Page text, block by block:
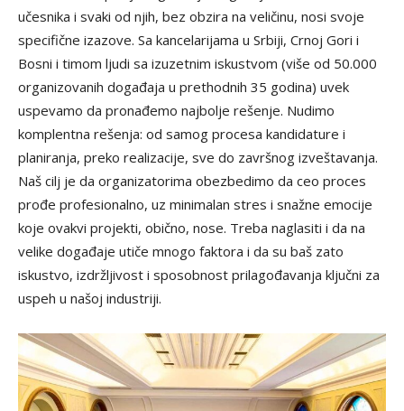
učesnika i svaki od njih, bez obzira na veličinu, nosi svoje
specifične izazove. Sa kancelarijama u Srbiji, Crnoj Gori i
Bosni i timom ljudi sa izuzetnim iskustvom (više od 50.000
organizovanih događaja u prethodnih 35 godina) uvek
uspevamo da pronađemo najbolje rešenje. Nudimo
komplentna rešenja: od samog procesa kandidature i
planiranja, preko realizacije, sve do završnog izveštavanja.
Naš cilj je da organizatorima obezbedimo da ceo proces
prođe profesionalno, uz minimalan stres i snažne emocije
koje ovakvi projekti, obično, nose. Treba naglasiti i da na
velike događaje utiče mnogo faktora i da su baš zato
iskustvo, izdržljivost i sposobnost prilagođavanja ključni za
uspeh u našoj industriji.